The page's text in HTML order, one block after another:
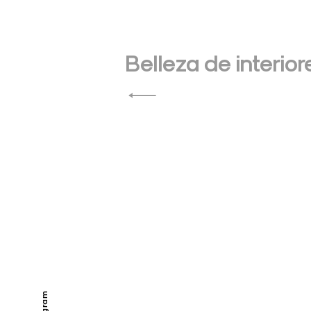
de
entradas
Belleza de